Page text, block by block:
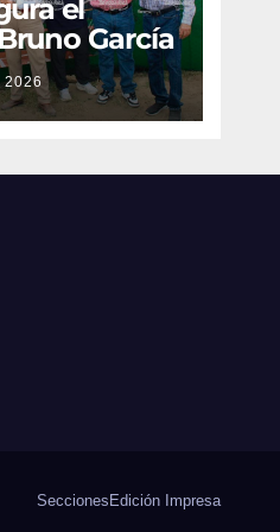
el
García
2026
Secciones Edición Impresa